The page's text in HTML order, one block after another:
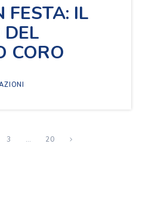
FESTA: IL
CORO
3 … 20